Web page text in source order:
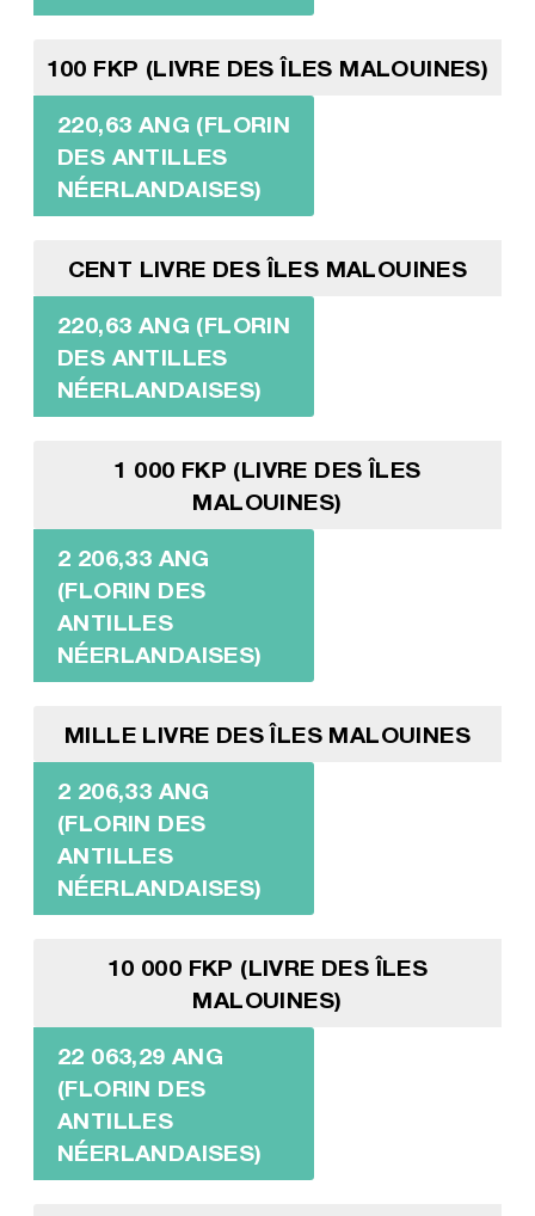
100 FKP (LIVRE DES ÎLES MALOUINES)
220,63 ANG (FLORIN
DES ANTILLES
NÉERLANDAISES)
CENT LIVRE DES ÎLES MALOUINES
220,63 ANG (FLORIN
DES ANTILLES
NÉERLANDAISES)
1 000 FKP (LIVRE DES ÎLES
MALOUINES)
2 206,33 ANG
(FLORIN DES
ANTILLES
NÉERLANDAISES)
MILLE LIVRE DES ÎLES MALOUINES
2 206,33 ANG
(FLORIN DES
ANTILLES
NÉERLANDAISES)
10 000 FKP (LIVRE DES ÎLES
MALOUINES)
22 063,29 ANG
(FLORIN DES
ANTILLES
NÉERLANDAISES)